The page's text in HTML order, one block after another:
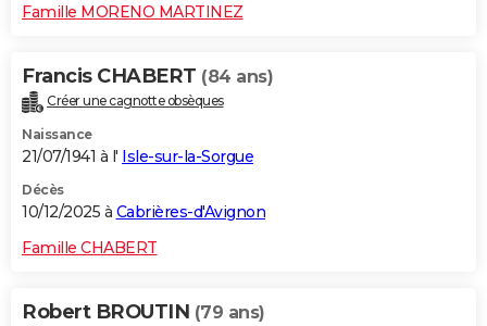
Famille MORENO MARTINEZ
Francis CHABERT (84 ans)
Créer une cagnotte obsèques
Naissance
21/07/1941 à l' Isle-sur-la-Sorgue
Décès
10/12/2025 à Cabrières-d'Avignon
Famille CHABERT
Robert BROUTIN (79 ans)